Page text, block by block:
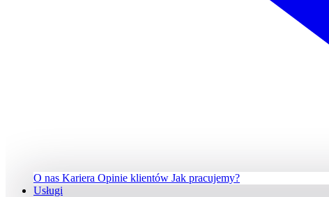
O nas Kariera Opinie klientów Jak pracujemy?
Usługi